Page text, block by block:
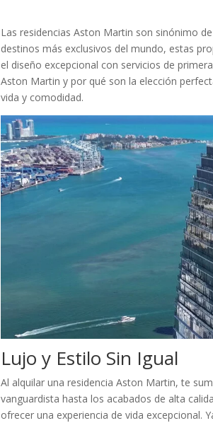
Las residencias Aston Martin son sinónimo
destinos más exclusivos del mundo, estas
el diseño excepcional con servicios de
Aston Martin y por qué son la elección
vida y comodidad.
Lujo y Estilo Sin Igual
Al alquilar una residencia Aston Martin, te
vanguardista hasta los acabados de alta
ofrecer una experiencia de vida excepcional.